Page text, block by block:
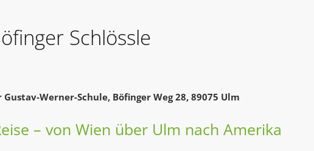
AK Kultur
AK Internet
Schlössle
Werner-Schule, Böfinger Weg 28, 89075 Ulm
– von Wien über Ulm nach Amerika